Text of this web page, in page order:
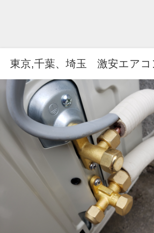
東京,千葉、埼玉 激安エアコ